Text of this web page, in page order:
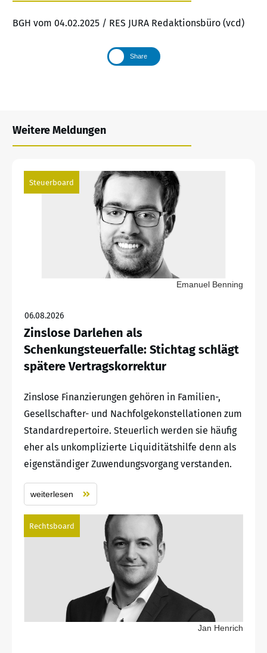
BGH vom 04.02.2025 / RES JURA Redaktionsbüro (vcd)
Share
Weitere Meldungen
Steuerboard
Emanuel Benning
06.08.2026
Zinslose Darlehen als
Schenkungsteuerfalle: Stichtag schlägt
spätere Vertragskorrektur
Zinslose Finanzierungen gehören in Familien-,
Gesellschafter- und Nachfolgekonstellationen zum
Standardrepertoire. Steuerlich werden sie häufig
eher als unkomplizierte Liquiditätshilfe denn als
eigenständiger Zuwendungsvorgang verstanden.
weiterlesen
Rechtsboard
Jan Henrich